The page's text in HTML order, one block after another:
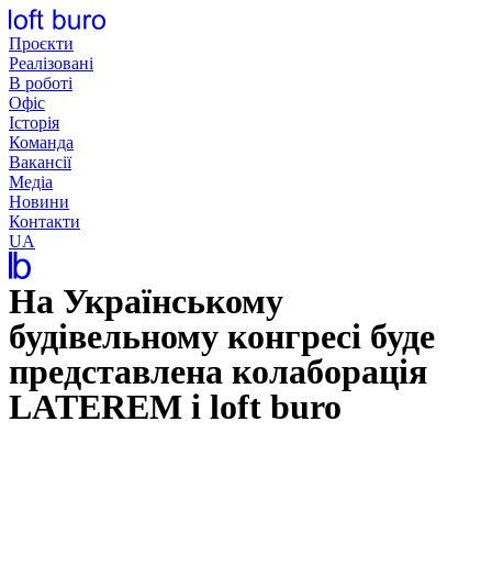
Перейти
до
вмісту
Проєкти
Реалізовані
В роботі
Офіс
Історія
Команда
Вакансії
Медіа
Новини
Контакти
UA
На Українському
будівельному конгресі буде
представлена колаборація
LATEREM і loft buro